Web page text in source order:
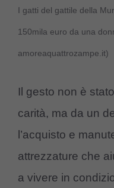
I gatti del gattile della
150mila euro da una
amoreaquattrozampe.it)
Il gesto non è
carità, ma da un
l’acquisto e
attrezzature che
a vivere in